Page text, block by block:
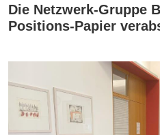
Die Netzwerk-Gruppe
Positions-Papier